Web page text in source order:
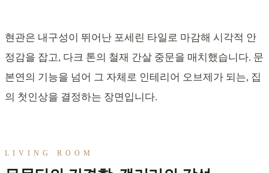
현관은 내구성이 뛰어난 포세린 타일로 마감해 시각적 안
정감을 잡고, 다크 톤의 철재 간살 중문을 매치했습니다. 문
본연의 기능을 넘어 그 자체로 인테리어 오브제가 되는, 집
의 첫인상을 결정하는 장면입니다.
LIVING ROOM